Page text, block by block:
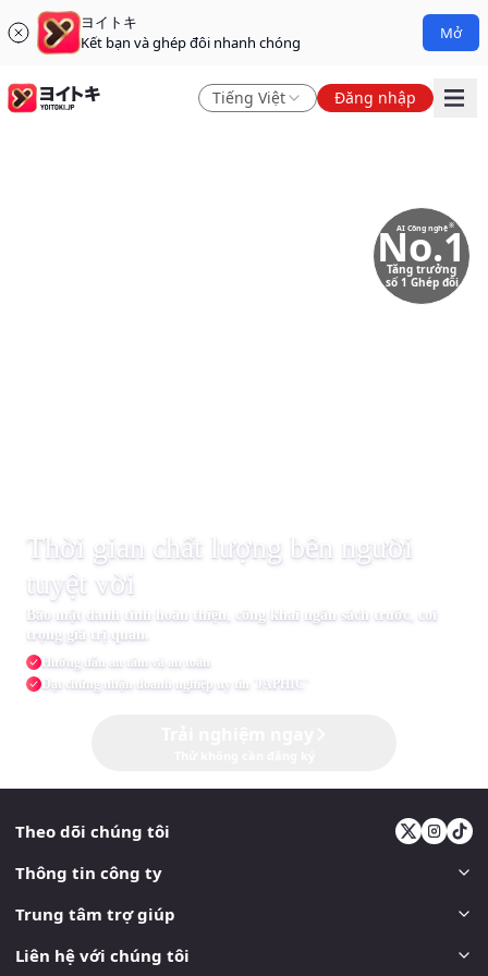
ヨイトキ
Kết bạn và ghép đôi nhanh chóng
Mở
Tiếng Việt Đăng nhập
Thời gian chất lượng bên người
tuyệt vời
Bảo mật danh tính hoàn thiện, công khai ngân sách trước, coi
trọng giá trị quan.
Hướng dẫn an tâm và an toàn
Đạt chứng nhận doanh nghiệp uy tín 'JAPHIC'
AI Công nghệ※
No.1
Tăng trưởng
số 1 Ghép đôi
Theo dõi chúng tôi
Thông tin công ty
Trung tâm trợ giúp
Liên hệ với chúng tôi